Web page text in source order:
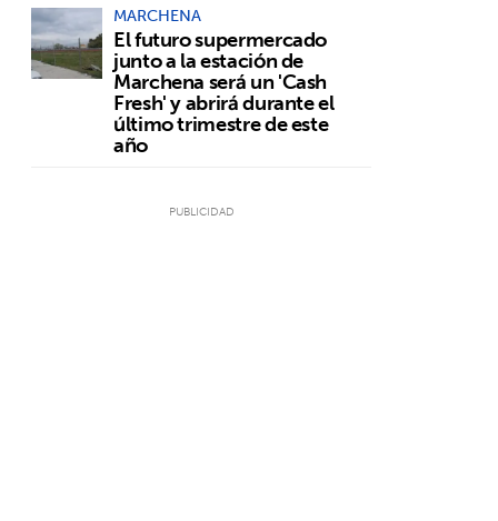
MARCHENA
El futuro supermercado
junto a la estación de
Marchena será un 'Cash
Fresh' y abrirá durante el
último trimestre de este
año